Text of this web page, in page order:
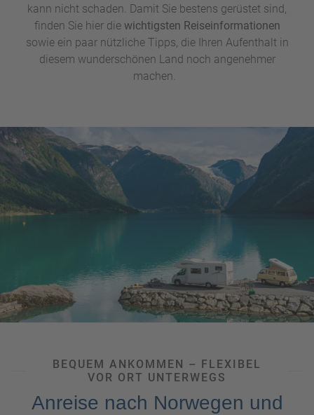
Noch ein praktischer Hinweis: Norwegen gehört zwar zu
Europa, hat aber nicht den Euro eingeführt. Hier zahlen Sie
mit der norwegischen Krone (NOK).
kann nicht schaden. Damit Sie bestens gerüstet sind,
finden Sie hier die wichtigsten Reiseinformationen
sowie ein paar nützliche Tipps, die Ihren Aufenthalt in
diesem wunderschönen Land noch angenehmer
machen.
BEQUEM ANKOMMEN – FLEXIBEL
VOR ORT UNTERWEGS
Anreise nach Norwegen und